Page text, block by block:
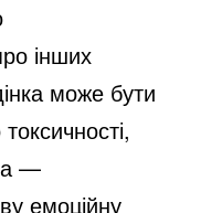
інших
може бути
—
емоційну